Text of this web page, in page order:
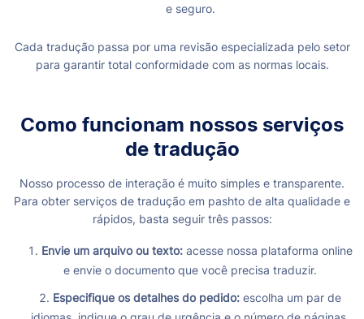
e seguro.
Cada tradução passa por uma revisão especializada pelo setor
para garantir total conformidade com as normas locais.
Como funcionam nossos serviços
de tradução
Nosso processo de interação é muito simples e transparente.
Para obter serviços de tradução em pashto de alta qualidade e
rápidos, basta seguir três passos:
Envie um arquivo ou texto: acesse nossa plataforma online
e envie o documento que você precisa traduzir.
Especifique os detalhes do pedido: escolha um par de